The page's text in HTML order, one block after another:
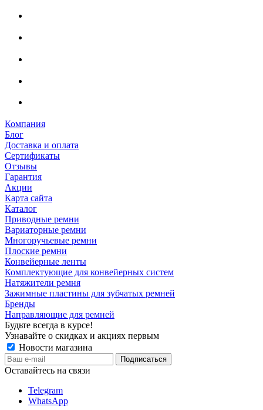
Компания
Блог
Доставка и оплата
Сертификаты
Отзывы
Гарантия
Акции
Карта сайта
Каталог
Приводные ремни
Вариаторные ремни
Многоручьевые ремни
Плоские ремни
Конвейерные ленты
Комплектующие для конвейерных систем
Натяжители ремня
Зажимные пластины для зубчатых ремней
Бренды
Направляющие для ремней
Будьте всегда в курсе!
Узнавайте о скидках и акциях первым
Новости магазина
Оставайтесь на связи
Telegram
WhatsApp